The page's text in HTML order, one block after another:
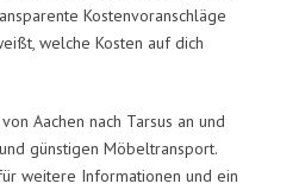
Kostenvoranschläge
welche Kosten auf dich
Aachen nach Tarsus an und
günstigen Möbeltransport.
weitere Informationen und ein